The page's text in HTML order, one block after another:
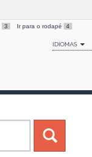
3 Ir para o rodapé 4
IDIOMAS